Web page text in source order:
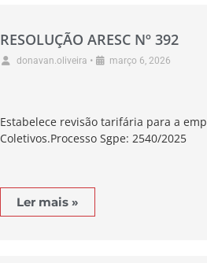
RESOLUÇÃO ARESC Nº 392
donavan.oliveira • março 6, 2026
Estabelece revisão tarifária para a
Coletivos.Processo Sgpe: 2540/2025
Ler mais »